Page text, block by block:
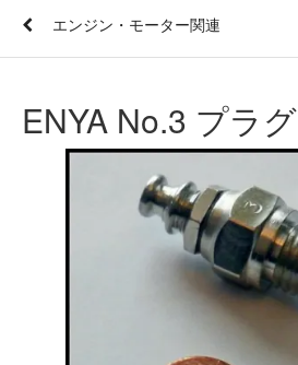
エンジン・モーター関連
ENYA No.3 プラグ